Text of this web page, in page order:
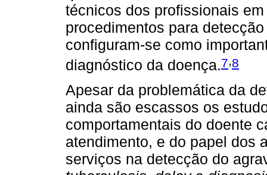
técnicos dos profissionais
procedimentos para
configuram-se como
diagnóstico da doença.7,8
Apesar da problemática da
ainda são escassos os
comportamentais do doente
atendimento, e do papel dos
serviços na detecção do